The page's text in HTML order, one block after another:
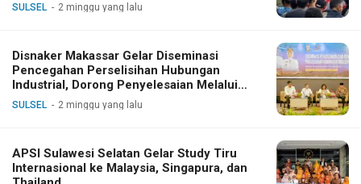
SULSEL 2 minggu yang lalu
Disnaker Makassar Gelar Diseminasi
Pencegahan Perselisihan Hubungan
Industrial, Dorong Penyelesaian Melalui
Dialog
SULSEL 2 minggu yang lalu
APSI Sulawesi Selatan Gelar Study Tiru
Internasional ke Malaysia, Singapura, dan